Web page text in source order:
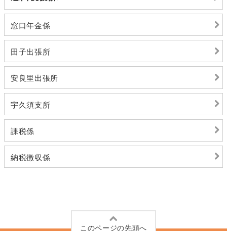
窓口年金係
田子出張所
安良里出張所
宇久須支所
課税係
納税徴収係
このページの先頭へ